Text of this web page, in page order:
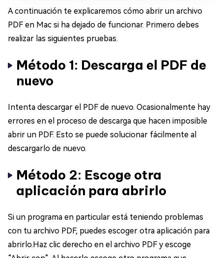
A continuación te explicaremos cómo abrir un archivo
PDF en Mac si ha dejado de funcionar. Primero debes
realizar las siguientes pruebas.
Método 1: Descarga el PDF de
nuevo
Intenta descargar el PDF de nuevo. Ocasionalmente hay
errores en el proceso de descarga que hacen imposible
abrir un PDF. Esto se puede solucionar fácilmente al
descargarlo de nuevo.
Método 2: Escoge otra
aplicación para abrirlo
Si un programa en particular está teniendo problemas
con tu archivo PDF, puedes escoger otra aplicación para
abrirlo.Haz clic derecho en el archivo PDF y escoge